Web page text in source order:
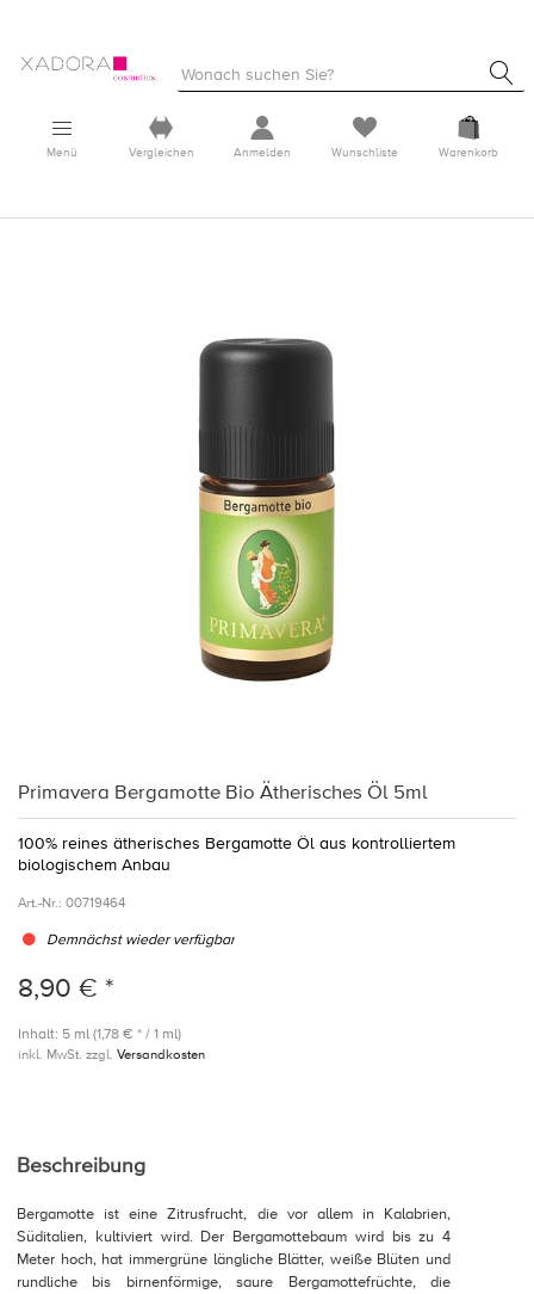
Menü Vergleichen Anmelden Wunschliste Warenkorb
Primavera Bergamotte Bio Ätherisches Öl 5ml
100% reines ätherisches Bergamotte Öl aus kontrolliertem
biologischem Anbau
Art.-Nr.: 00719464
Demnächst wieder verfügbar
8,90 € *
Inhalt: 5 ml (1,78 € * / 1 ml)
inkl. MwSt. zzgl. Versandkosten
Beschreibung
Bergamotte ist eine Zitrusfrucht, die vor allem in Kalabrien,
Süditalien, kultiviert wird. Der Bergamottebaum wird bis zu 4
Meter hoch, hat immergrüne längliche Blätter, weiße Blüten und
rundliche bis birnenförmige, saure Bergamottefrüchte, die